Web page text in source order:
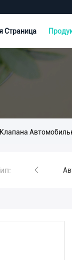
Страница
пружина